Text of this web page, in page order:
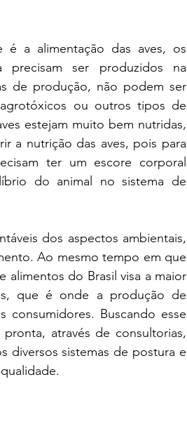
a alimentação das aves, os
precisam ser produzidos na
de produção, não podem ser
ou outros tipos de
estejam muito bem nutridas,
a nutrição das aves, pois para
ter um escore corporal
do animal no sistema de
dos aspectos ambientais,
Ao mesmo tempo em que
alimentos do Brasil visa a maior
que é onde a produção de
consumidores. Buscando esse
pronta, através de consultorias,
diversos sistemas de postura e